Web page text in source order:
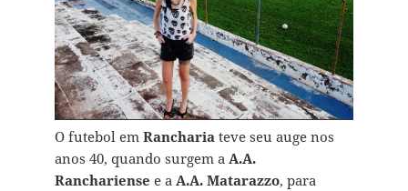
O futebol em Ranchariateve seu auge nos
anos 40, quando surgem a A.A.
Ranchariense e a A.A. Matarazzo, para